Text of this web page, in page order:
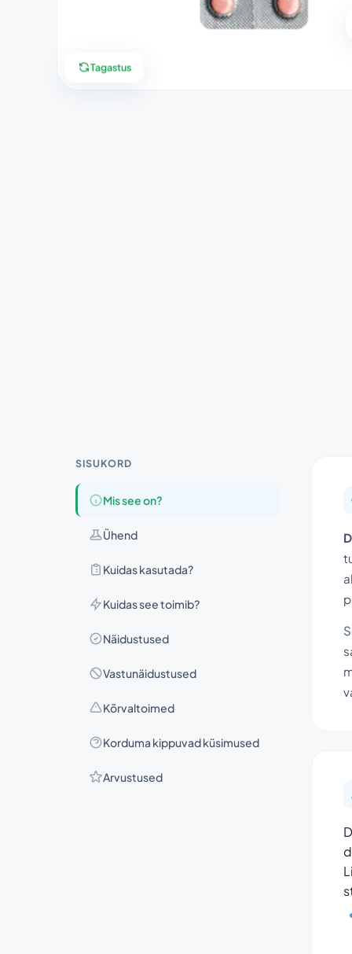
Tagastus
SISUKORD
Mis see on?
Ühend
Kuidas kasutada?
Kuidas see toimib?
Näidustused
Vastunäidustused
Kõrvaltoimed
Korduma kippuvad küsimused
Arvustused